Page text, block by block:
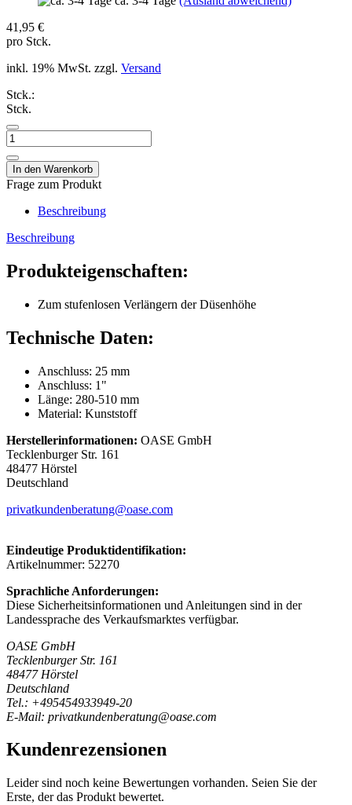
41,95 €
pro Stck.
inkl. 19% MwSt. zzgl. Versand
Stck.:
Stck.
Frage zum Produkt
Beschreibung
Beschreibung
Produkteigenschaften:
Zum stufenlosen Verlängern der Düsenhöhe
Technische Daten:
Anschluss: 25 mm
Anschluss: 1"
Länge: 280-510 mm
Material: Kunststoff
Herstellerinformationen: OASE GmbH
Tecklenburger Str. 161
48477 Hörstel
Deutschland
privatkundenberatung@oase.com
Eindeutige Produktidentifikation:
Artikelnummer: 52270
Sprachliche Anforderungen:
Diese Sicherheitsinformationen und Anleitungen sind in der
Landessprache des Verkaufsmarktes verfügbar.
OASE GmbH
Tecklenburger Str. 161
48477 Hörstel
Deutschland
Tel.: +495454933949-20
E-Mail: privatkundenberatung@oase.com
Kundenrezensionen
Leider sind noch keine Bewertungen vorhanden. Seien Sie der
Erste, der das Produkt bewertet.